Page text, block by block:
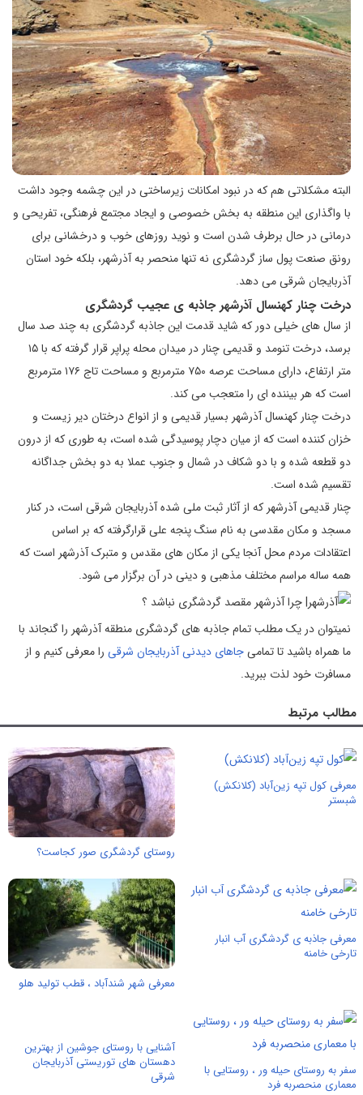
البته مشکلاتی هم که در نبود امکانات زیرساختی در این چشمه وجود داشت
با واگذاری این منطقه به بخش خصوصی و ایجاد مجتمع فرهنگی، تفریحی و
درمانی در حال برطرف شدن است و نوید روزهای خوب و درخشانی برای
رونق صنعت پول ساز گردشگری نه تنها منحصر به آذرشهر، بلکه خود استان
آذربایجان شرقی می دهد.
درخت ﭼﻨﺎر کهنسال آذرشهر جاذبه ی عجیب گردشگری
از سال های خیلی دور که شاید قدمت این جاذبه گردشگری به چند صد سال
برسد، درخت تنومد و قدیمی چنار در میدان محله پراپر قرار گرفته که ﺑﺎ ۱۵
ﻣﺘﺮ ارتفاع، دارای ﻣﺴﺎﺣﺖ ﻋﺮﺻﻪ ۷۵۰ ﻣﺘﺮﻣﺮﺑﻊ و ﻣﺴﺎﺣﺖ ﺗﺎج ۱۷۶ ﻣﺘﺮﻣﺮﺑﻊ
اﺳﺖ که هر بیننده ای را متعجب می کند.
درخت ﭼﻨﺎر کهنسال آذرشهر بسیار قدیمی و از اﻧﻮاع درﺧﺘﺎن دﯾﺮ زﯾﺴﺖ و
ﺧﺰان ﮐﻨﻨﺪه است که از ﻣﯿﺎن دﭼﺎر ﭘﻮﺳﯿﺪﮔﯽ ﺷﺪه است، ﺑﻪ ﻃﻮری ﮐﻪ از درون
دو قطعه شده و ﺑﺎ دو ﺷﮑﺎف در ﺷﻤﺎل و ﺟﻨﻮب ﻋﻤﻼ ﺑﻪ دو ﺑﺨﺶ ﺟﺪاﮔﺎﻧﻪ
ﺗﻘﺴﯿﻢ ﺷﺪه اﺳﺖ.
چنار قدیمی آذرشهر که از آثار ثبت ملی شده آذربایجان شرقی است، در کنار
مسجد و مکان مقدسی به نام ﺳﻨﮓ ﭘﻨﺠﻪ ﻋﻠﯽ ﻗﺮارگرفته که بر اساس
اعتقادات مردم محل آنجا یکی از مکان های مقدس و متبرک آذرشهر است که
همه ساله مراسم مختلف مذهبی و دینی در آن برگزار می شود.
نمیتوان در یک مطلب تمام جاذبه های گردشگری منطقه آذرشهر را گنجاند با
ما همراه باشید تا تمامیجاهای دیدنی آذربایجان شرقی را معرفی کنیم و از
مسافرت خود لذت ببرید.
مطالب مرتبط
معرفی کول تپه زین‌آباد (کلانکش)
شبستر
روستای گردشگری صور کجاست؟
معرفی جاذبه ی گردشگری آب انبار
تارخی خامنه
معرفی شهر شندآباد ، قطب تولید هلو
سفر به روستای حیله ور ، روستایی با
معماری منحصربه فرد
آشنایی با روستای جوشین از بهترین
دهستان های توریستی آذربایجان
شرقی